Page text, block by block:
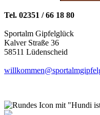
Tel. 02351 / 66 18 80
Sportalm Gipfelglück
Kalver Straße 36
58511 Lüdenscheid